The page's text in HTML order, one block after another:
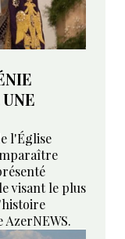
l'Église
visant le plus